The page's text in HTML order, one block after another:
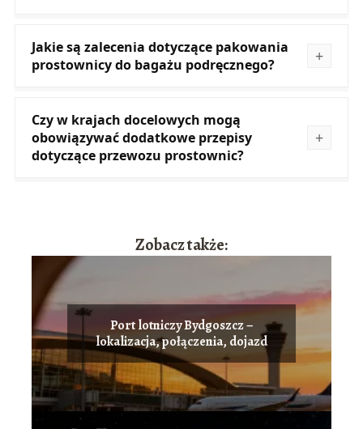
Jakie są zalecenia dotyczące pakowania
prostownicy do bagażu podręcznego?
Czy w krajach docelowych mogą
obowiązywać dodatkowe przepisy
dotyczące przewozu prostownic?
Zobacz także:
Port lotniczy Bydgoszcz –
lokalizacja, połączenia, dojazd